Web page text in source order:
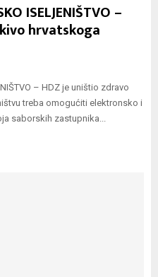
ISELJENIŠTVO –
hrvatskoga
– HDZ je uništio zdravo
treba omogućiti elektronsko i
saborskih zastupnika...